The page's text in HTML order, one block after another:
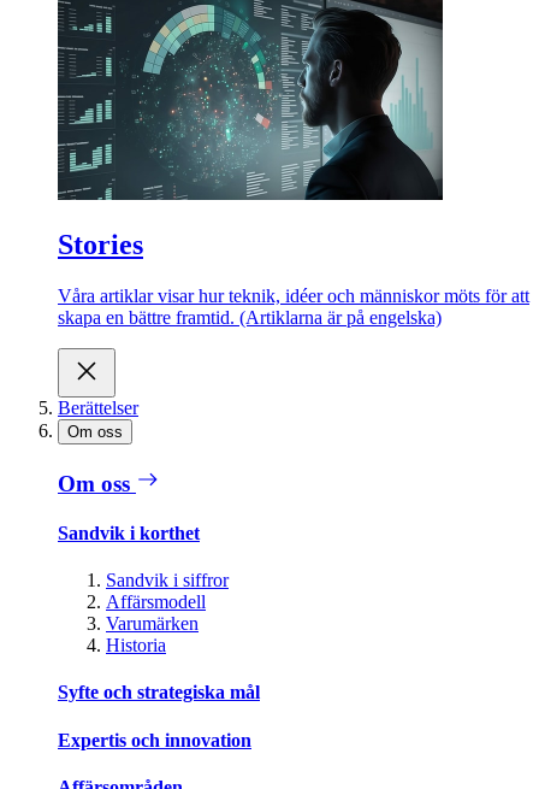
Stories
Våra artiklar visar hur teknik, idéer och människor möts för att
skapa en bättre framtid. (Artiklarna är på engelska)
Berättelser
Om oss
Om oss
Sandvik i korthet
Sandvik i siffror
Affärsmodell
Varumärken
Historia
Syfte och strategiska mål
Expertis och innovation